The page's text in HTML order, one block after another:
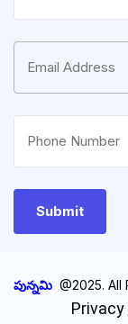
పున్నమి @2025. All